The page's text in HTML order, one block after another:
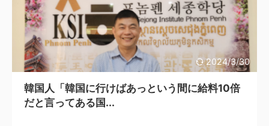
2024/3/30
韓国人「韓国に行けばあっという間に給料10倍
だと言ってある国...